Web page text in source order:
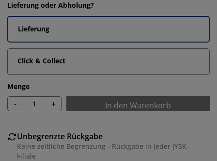
Lieferung oder Abholung?
Lieferung
Click & Collect
Menge
- + In den Warenkorb
Unbegrenzte Rückgabe
Keine zeitliche Begrenzung - Rückgabe in jeder JYSK-
Filiale